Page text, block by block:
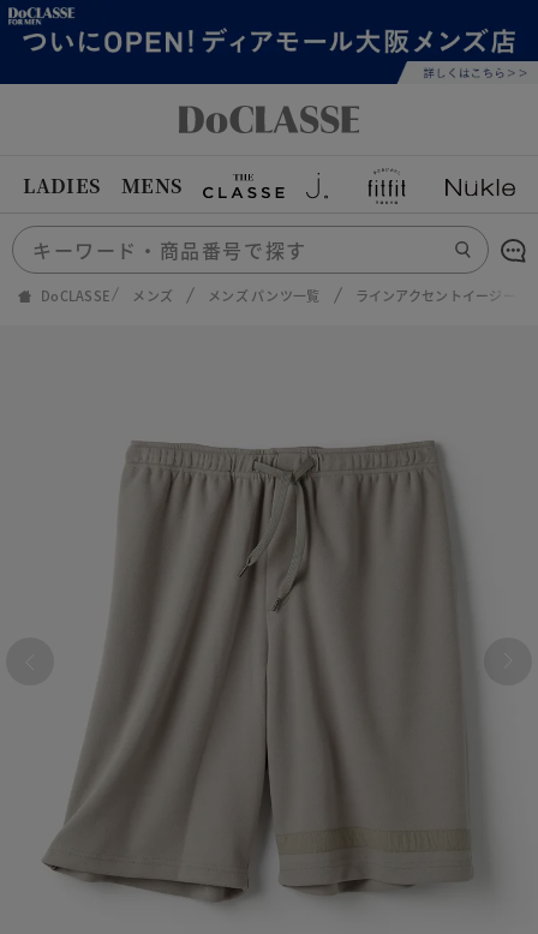
LADIES MENS
DoCLASSE メンズ メンズ パンツ一覧 ラインアクセントイージーシ